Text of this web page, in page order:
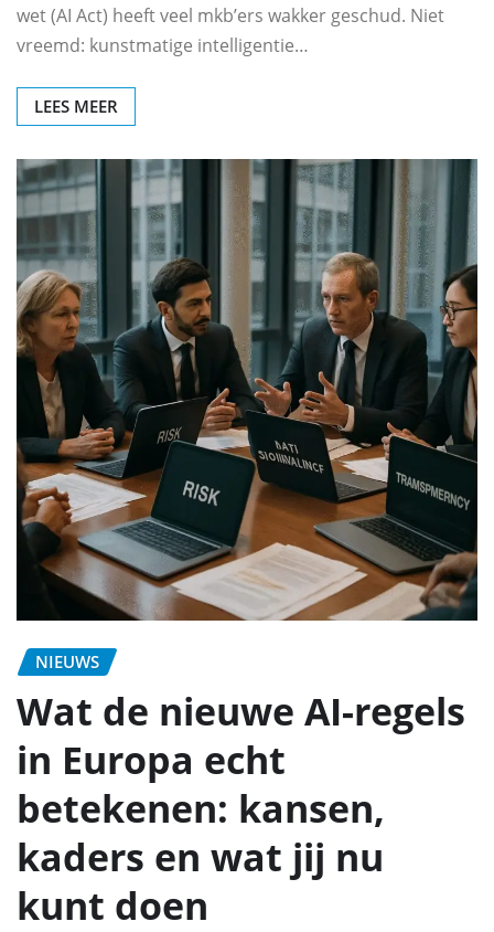
wet (AI Act) heeft veel mkb’ers wakker geschud. Niet
vreemd: kunstmatige intelligentie…
LEES MEER
NIEUWS
Wat de nieuwe AI-regels
in Europa echt
betekenen: kansen,
kaders en wat jij nu
kunt doen